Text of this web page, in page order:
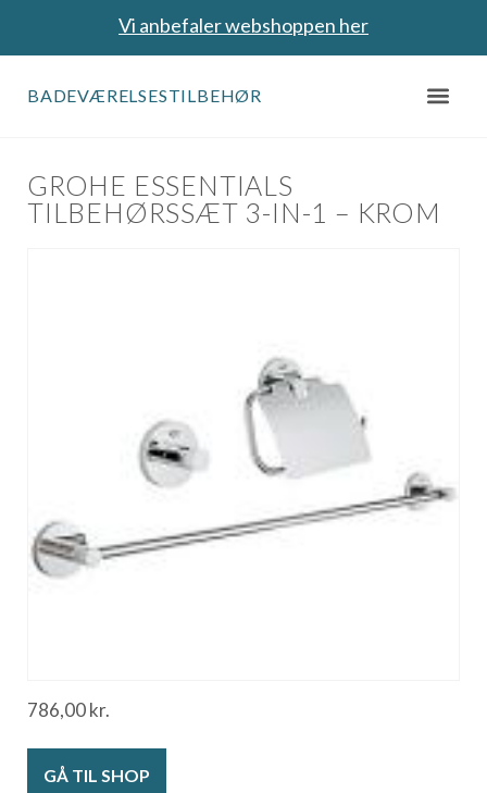
Vi anbefaler webshoppen her
BADEVÆRELSESTILBEHØR
GROHE ESSENTIALS
TILBEHØRSSÆT 3-IN-1 – KROM
786,00kr.
GÅ TIL SHOP